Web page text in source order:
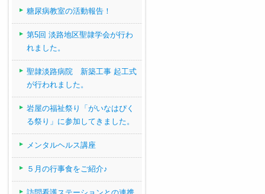
糖尿病教室の活動報告！
第5回 淡路地区聖隷学会が行わ
れました。
聖隷淡路病院 新築工事 起工式
が行われました。
岩屋の福祉祭り「がいなはぴく
る祭り」に参加してきました。
メンタルヘルス講座
５月の行事食をご紹介♪